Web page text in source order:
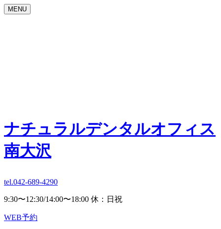
MENU
ナチュラルデンタルオフィス
南大沢
tel.042-689-4290
9:30〜12:30/14:00〜18:00 休：日祝
WEB予約